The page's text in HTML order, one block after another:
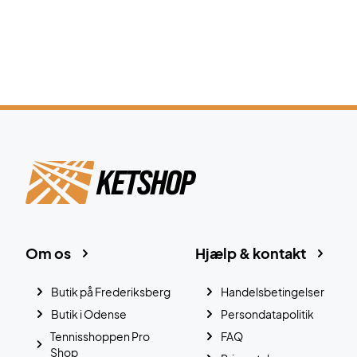
Hjælp & kontakt
Handelsbetingelser
Persondatapolitik
FAQ
Om os
Butik på Frederiksberg
Butik i Odense
Tennisshoppen Pro
Shop